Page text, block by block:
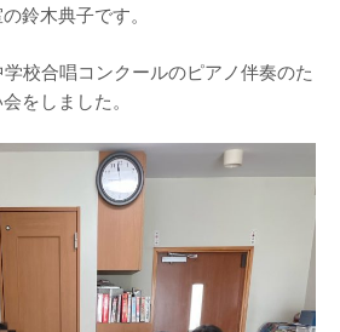
鈴木典子です。
校合唱コンクールのピアノ伴奏のた
をしました。